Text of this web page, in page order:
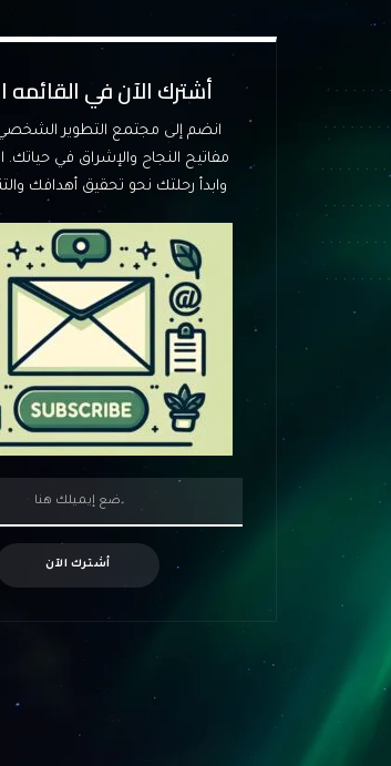
أشترك الآن في القائمه
انضم إلى مجتمع التطوير
مفاتيح النجاح والإشراق في حياتك.
وابدأ رحلتك نحو تحقيق أهدافك
أشترك الآن